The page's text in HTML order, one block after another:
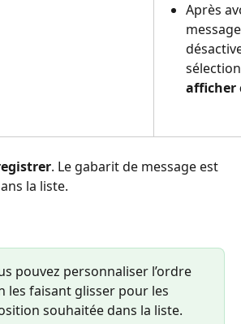
Après
afficher
. Le gabarit de message est
la liste.
pouvez personnaliser l’ordre
les faisant glisser pour les
souhaitée dans la liste.